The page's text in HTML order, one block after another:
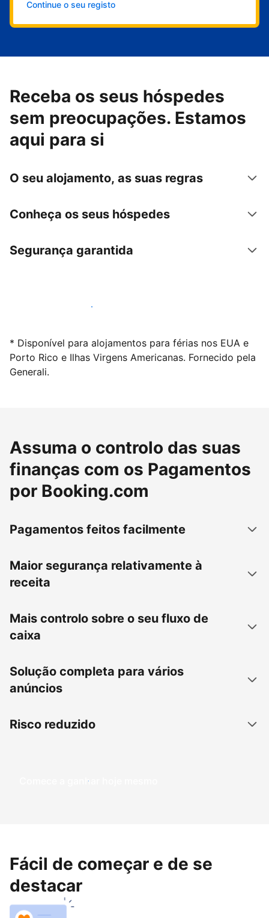
Continue o seu registo
Receba os seus hóspedes
sem preocupações. Estamos
aqui para si
O seu alojamento, as suas regras
Conheça os seus hóspedes
Segurança garantida
Anuncie connosco hoje mesmo
* Disponível para alojamentos para férias nos EUA e
Porto Rico e Ilhas Virgens Americanas. Fornecido pela
Generali.
Assuma o controlo das suas
finanças com os Pagamentos
por Booking.com
Pagamentos feitos facilmente
Maior segurança relativamente à
receita
Mais controlo sobre o seu fluxo de
caixa
Solução completa para vários
anúncios
Risco reduzido
Comece a ganhar hoje mesmo
Fácil de começar e de se
destacar